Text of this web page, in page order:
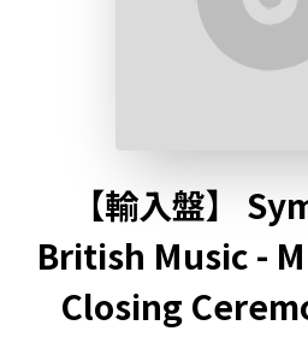
【輸入盤】
British Music -
Closing